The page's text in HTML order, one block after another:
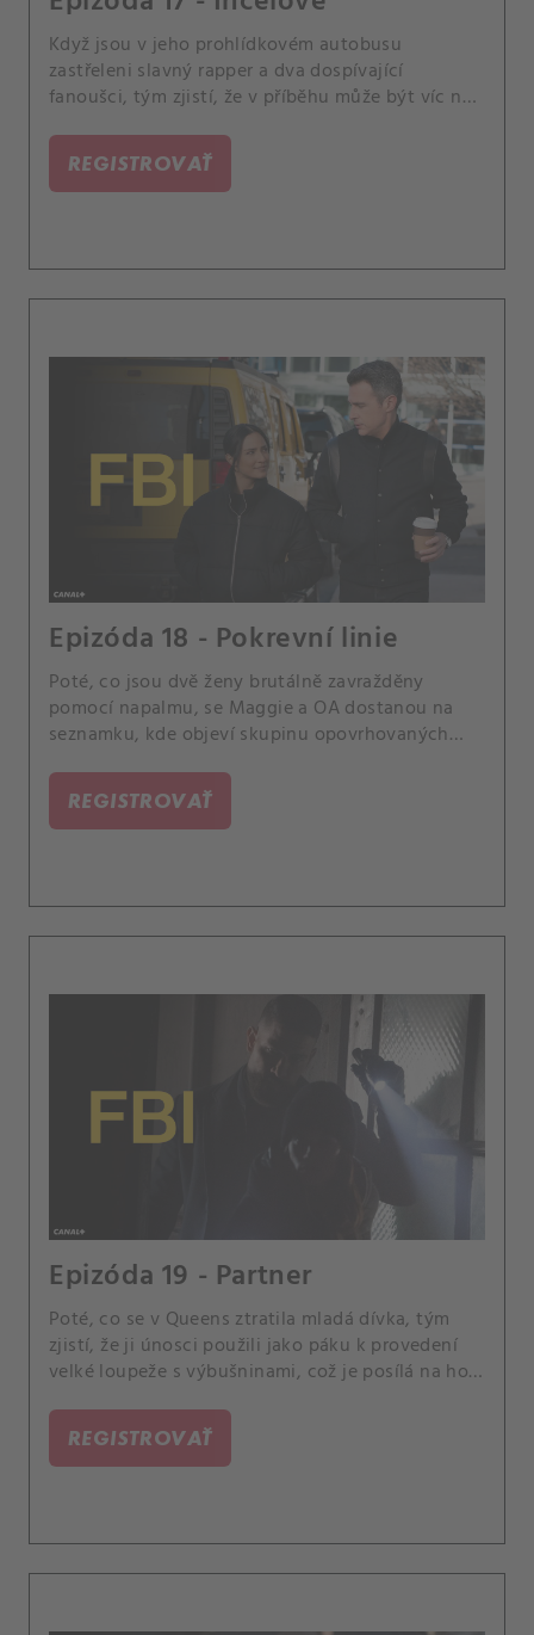
Když jsou v jeho prohlídkovém autobusu
zastřeleni slavný rapper a dva dospívající
fanoušci, tým zjistí, že v příběhu může být víc než
dosáhne významného milníku, kvůli kterému
uvažuje o své budoucnosti v agentuře.
REGISTROVAŤ
Epizóda 18 - Pokrevní linie
Poté, co jsou dvě ženy brutálně zavražděny
pomocí napalmu, se Maggie a OA dostanou na
seznamku, kde objeví skupinu opovrhovaných
odmítají.
REGISTROVAŤ
Epizóda 19 - Partner
Poté, co se v Queens ztratila mladá dívka, tým
zjistí, že ji únosci použili jako páku k provedení
velké loupeže s výbušninami, což je posílá na hon
mezitím začnou pracovat na svých základech jako
partneři.
REGISTROVAŤ